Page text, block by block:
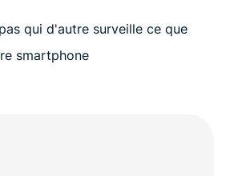
qui d'autre surveille ce que
smartphone